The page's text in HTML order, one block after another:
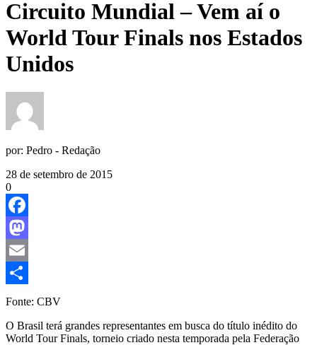
Circuito Mundial – Vem aí o
World Tour Finals nos Estados
Unidos
por: Pedro - Redação
28 de setembro de 2015
0
Facebook
Mastodon
Email
Share
Fonte: CBV
O Brasil terá grandes representantes em busca do título inédito do
World Tour Finals, torneio criado nesta temporada pela Federação